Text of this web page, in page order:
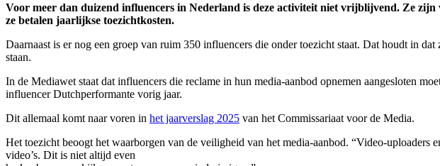
Voor meer dan duizend influencers in Nederland is deze activiteit niet vrijblijvend. Ze
ze betalen jaarlijkse toezichtkosten.
Daarnaast is er nog een groep van ruim 350 influencers die onder toezicht staat. Dat houdt in
staan.
In de Mediawet staat dat influencers die reclame in hun media-aanbod opnemen aangesloten
influencer Dutchperformante vorig jaar.
Dit allemaal komt naar voren in het jaarverslag 2025 van het Commissariaat voor de Media.
Het toezicht beoogt het waarborgen van de veiligheid van het media-aanbod. “Video-
video’s. Dit is niet altijd even